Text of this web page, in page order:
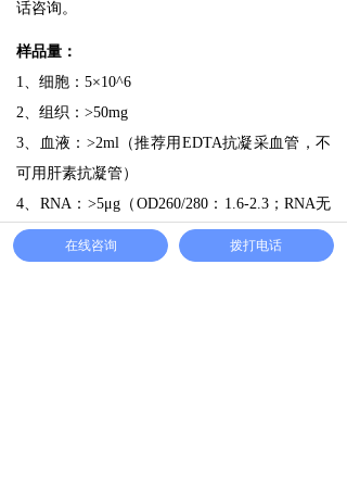
话咨询。
样品量：
1、细胞：5×10^6
2、组织：>50mg
3、血液：>2ml（推荐用EDTA抗凝采血管，不
可用肝素抗凝管）
4、RNA：>5μg（OD260/280：1.6-2.3；RNA无
明显降解）
在线咨询 拨打电话